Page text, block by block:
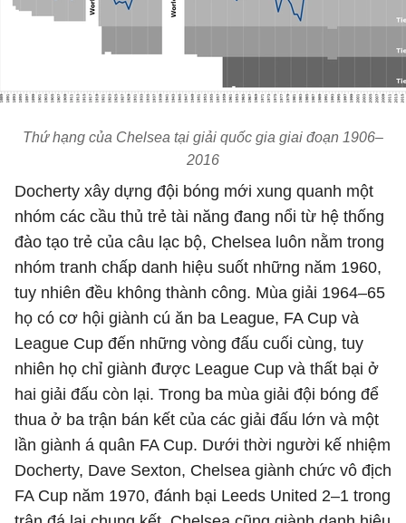
Thứ hạng của Chelsea tại giải quốc gia giai đoạn 1906–
2016
Docherty xây dựng đội bóng mới xung quanh một
nhóm các cầu thủ trẻ tài năng đang nổi từ hệ thống
đào tạo trẻ của câu lạc bộ, Chelsea luôn nằm trong
nhóm tranh chấp danh hiệu suốt những năm 1960,
tuy nhiên đều không thành công. Mùa giải 1964–65
họ có cơ hội giành cú ăn ba League, FA Cup và
League Cup đến những vòng đấu cuối cùng, tuy
nhiên họ chỉ giành được League Cup và thất bại ở
hai giải đấu còn lại. Trong ba mùa giải đội bóng để
thua ở ba trận bán kết của các giải đấu lớn và một
lần giành á quân FA Cup. Dưới thời người kế nhiệm
Docherty, Dave Sexton, Chelsea giành chức vô địch
FA Cup năm 1970, đánh bại Leeds United 2–1 trong